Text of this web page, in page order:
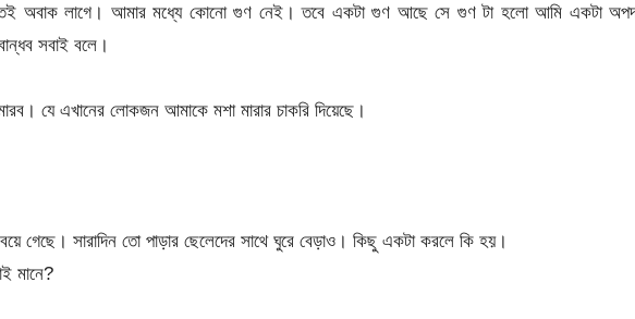
অবাক লাগে। আমার মধ্যে কোনো গুণ নেই। তবে একটা গুণ আছে সে গুণ টা হলো আমি একটা
সবাই বলে।
যে এখানের লোকজন আমাকে মশা মারার চাকরি দিয়েছে।
সারাদিন তো পাড়ার ছেলেদের সাথে ঘুরে বেড়াও। কিছু একটা করলে কি হয়।
মানে?